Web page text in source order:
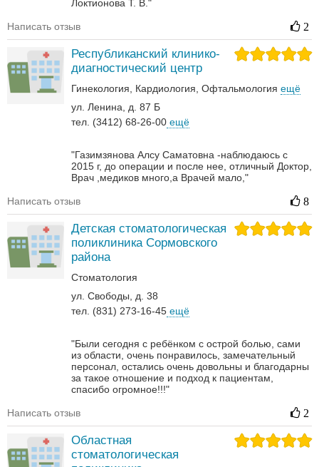
Локтионова Т. В."
Написать отзыв 2
Республиканский клинико-
диагностический центр
Гинекология Кардиология Офтальмология ещё
ул. Ленина, д. 87 Б
тел. (3412) 68-26-00 ещё
"Газимзянова Алсу Саматовна -наблюдаюсь с
2015 г, до операции и после нее, отличный Доктор,
Врач ,медиков много,а Врачей мало,"
Написать отзыв 8
Детская стоматологическая
поликлиника Сормовского
района
Стоматология
ул. Свободы, д. 38
тел. (831) 273-16-45 ещё
"Были сегодня с ребёнком с острой болью, сами
из области, очень понравилось, замечательный
персонал, остались очень довольны и благодарны
за такое отношение и подход к пациентам,
спасибо огромное!!!"
Написать отзыв 2
Областная
стоматологическая